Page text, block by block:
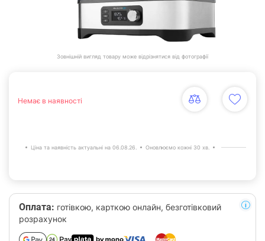
Зовнішній вигляд товару може відрізнятися від фотографії
Немає в наявності
Ціна та наявність актуальні на 06.08.26. Оновлюємо кожні 30 хв.
Оплата: готівкою, карткою онлайн, безготівковий
розрахунок